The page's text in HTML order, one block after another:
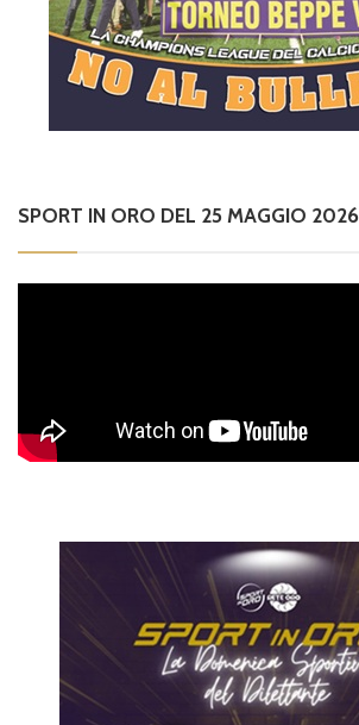
SPORT IN ORO DEL 25 MAGGIO 2026